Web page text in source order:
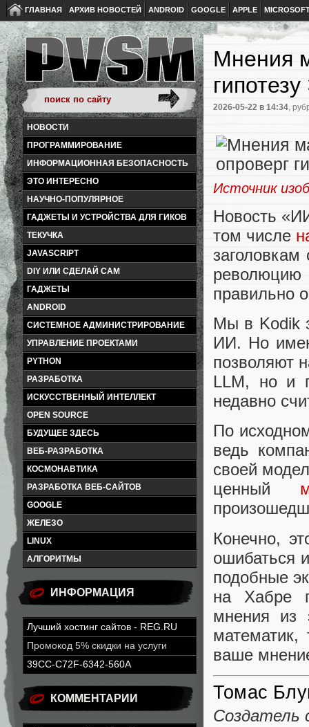
ГЛАВНАЯ АРХИВ НОВОСТЕЙ ANDROID GOOGLE APPLE
НОВОСТИ
ПРОГРАММИРОВАНИЕ
ИНФОРМАЦИОННАЯ БЕЗОПАСНОСТЬ
ЭТО ИНТЕРЕСНО
НАУЧНО-ПОПУЛЯРНОЕ
ГАДЖЕТЫ И УСТРОЙСТВА ДЛЯ ГИКОВ
ТЕКУЧКА
JAVASCRIPT
DIY ИЛИ СДЕЛАЙ САМ
ГАДЖЕТЫ
ANDROID
СИСТЕМНОЕ АДМИНИСТРИРОВАНИЕ
УПРАВЛЕНИЕ ПРОЕКТАМИ
PYTHON
РАЗРАБОТКА
ИСКУССТВЕННЫЙ ИНТЕЛЛЕКТ
OPEN SOURCE
БУДУЩЕЕ ЗДЕСЬ
ВЕБ-РАЗРАБОТКА
КОСМОНАВТИКА
РАЗРАБОТКА ВЕБ-САЙТОВ
GOOGLE
ЖЕЛЕЗО
LINUX
АЛГОРИТМЫ
ИНФОРМАЦИЯ
Лучший хостинг сайтов - REG.RU
Промокод 5% скидки на услуги
39CC-C72F-6342-560A
КОММЕНТАРИИ
Мнения
2026-05-22 в 14:34,
Источник
Новость
том числе
правильно
Мы в Kodik
ИИ. Но
позволяют
LLM, но и
недавно
По
ведь
своей
ценный
Конечно,
ошибаться
подобные
на Хабре
мнения из
ваше
Томас
Создатель